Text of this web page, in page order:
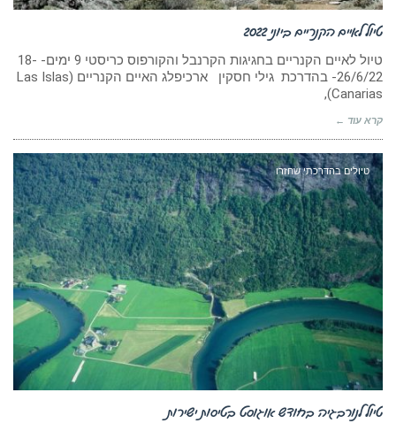
טיול לאיים הקנריים ביוני 2022
טיול לאיים הקנריים בחגיגות הקרנבל והקורפוס כריסטי 9 ימים- 18-
26/6/22- בהדרכת גילי חסקין ארכיפלג האיים הקנריים (Las Islas
Canarias),
קרא עוד ←
טיולים בהדרכתי שחזרו
טיול לנורבגיה בחודש אוגוסט בטיסות ישירות